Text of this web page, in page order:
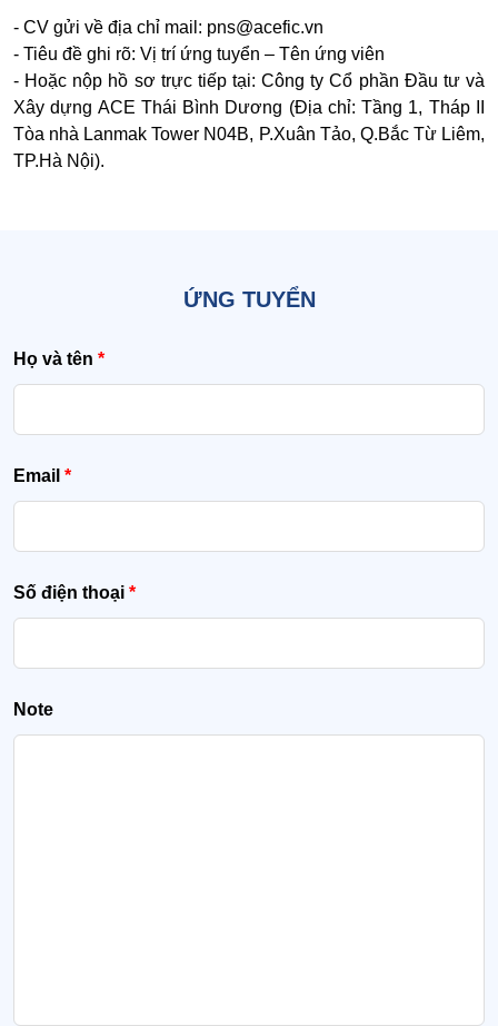
- CV gửi về địa chỉ mail: pns@acefic.vn
- Tiêu đề ghi rõ: Vị trí ứng tuyển – Tên ứng viên
- Hoặc nộp hồ sơ trực tiếp tại: Công ty Cổ phần Đầu tư và
Xây dựng ACE Thái Bình Dương (Địa chỉ: Tầng 1, Tháp II
Tòa nhà Lanmak Tower N04B, P.Xuân Tảo, Q.Bắc Từ Liêm,
TP.Hà Nội).
ỨNG TUYỂN
Họ và tên *
Email *
Số điện thoại *
Note